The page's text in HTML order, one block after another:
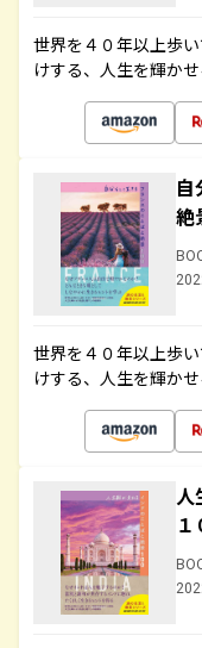
世界を４０年以上歩
けする、人生を輝か
自
絶
世界を４０年以上歩
けする、人生を輝か
人
１